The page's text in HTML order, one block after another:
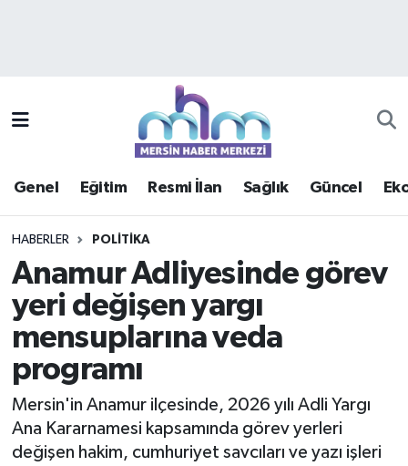
Genel Eğitim Resmi İlan Sağlık Güncel
HABERLER POLITIKA
Anamur Adliyesinde görev
yeri değişen yargı
mensuplarına veda
programı
Mersin'in Anamur ilçesinde, 2026 yılı Adli Yargı
Ana Kararnamesi kapsamında görev yerleri
değişen hakim, cumhuriyet savcıları ve yazı işleri
Güncel
Haberde insan
Kültür - Sanat
Mersin Trafik Yoğunluk Haritası
Süper Lig Puan Durumu ve Fikstür
Haber Arşivi